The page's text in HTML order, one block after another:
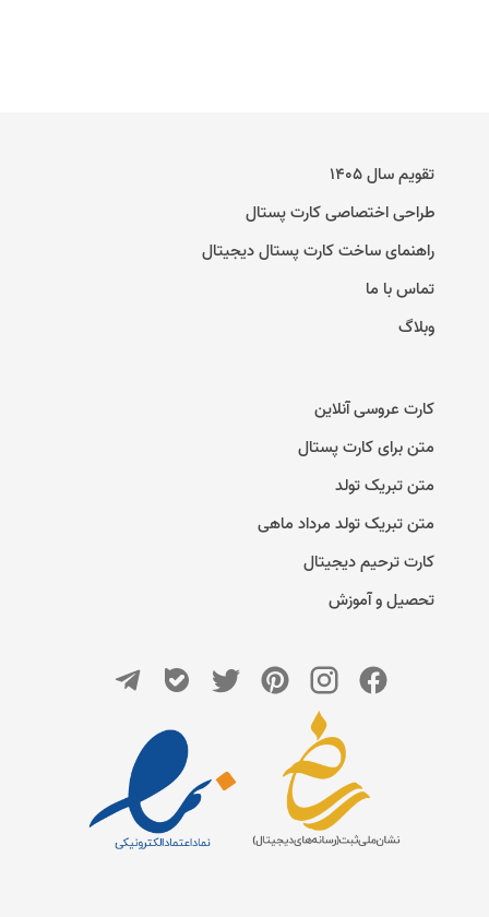
تقویم سال ۱۴۰۵
طراحی اختصاصی کارت پستال
راهنمای ساخت کارت پستال دیجیتال
تماس با ما
وبلاگ
کارت عروسی آنلاین
متن برای کارت پستال
متن تبریک تولد
متن تبریک تولد مرداد ماهی
کارت ترحیم دیجیتال
تحصیل و آموزش